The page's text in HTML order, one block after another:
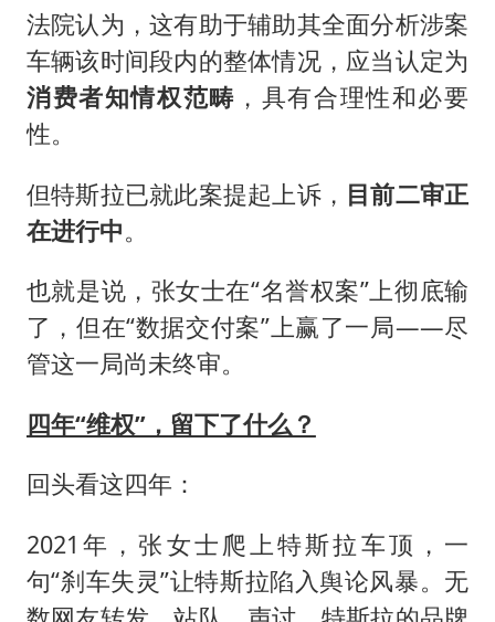
法院认为，这有助于辅助其全面分析涉案
车辆该时间段内的整体情况，应当认定为
消费者知情权范畴 ，具有合理性和必要
性。
但特斯拉已就此案提起上诉， 目前二审正
在进行中。
也就是说，张女士在“名誉权案”上彻底输
了，但在“数据交付案”上赢了一局——尽
管这一局尚未终审。
四年“维权”，留下了什么？
回头看这四年：
2021年，张女士爬上特斯拉车顶，一
句“刹车失灵”让特斯拉陷入舆论风暴。无